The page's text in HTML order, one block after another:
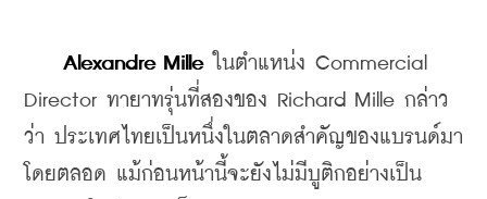
Alexandre Mille ในตำแหน่ง Commercial
Director ทายาทรุ่นที่สองของ Richard Mille กล่าว
ว่า ประเทศไทยเป็นหนึ่งในตลาดสำคัญของแบรนด์มา
โดยตลอด แม้ก่อนหน้านี้จะยังไม่มีบูติกอย่างเป็น